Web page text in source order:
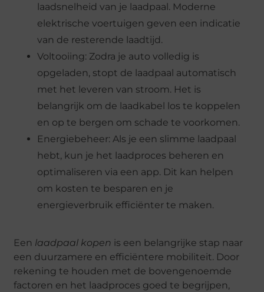
laadsnelheid van je laadpaal. Moderne
elektrische voertuigen geven een indicatie
van de resterende laadtijd.
Voltooiing: Zodra je auto volledig is
opgeladen, stopt de laadpaal automatisch
met het leveren van stroom. Het is
belangrijk om de laadkabel los te koppelen
en op te bergen om schade te voorkomen.
Energiebeheer: Als je een slimme laadpaal
hebt, kun je het laadproces beheren en
optimaliseren via een app. Dit kan helpen
om kosten te besparen en je
energieverbruik efficiënter te maken.
Een laadpaal kopen is een belangrijke stap naar
een duurzamere en efficiëntere mobiliteit. Door
rekening te houden met de bovengenoemde
factoren en het laadproces goed te begrijpen,